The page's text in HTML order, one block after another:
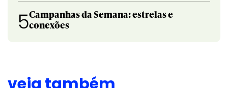
5Campanhas da Semana: estrelas e
conexões